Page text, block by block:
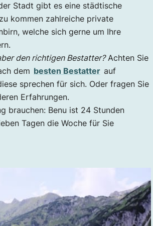
Stadt gibt es eine städtische
kommen zahlreiche private
welche sich gerne um Ihre
den richtigen Bestatter?Achten Sie
dem besten Bestatter auf
sprechen für sich. Oder fragen Sie
Erfahrungen.
brauchen: Benu ist 24 Stunden
Tagen die Woche für Sie